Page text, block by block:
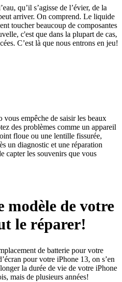
qu’il s’agisse de l’évier, de la
arriver. On comprend. Le liquide
toucher beaucoup de composantes
c'est que dans la plupart de cas,
C’est là que nous entrons en jeu!
empêche de saisir les beaux
des problèmes comme un appareil
floue ou une lentille fissurée,
un diagnostic et une réparation
capter les souvenirs que vous
modèle de votre
le réparer!
de batterie pour votre
pour votre iPhone 13, on s’en
la durée de vie de votre iPhone
mais de plusieurs années!